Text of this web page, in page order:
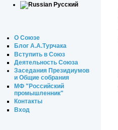
Русский
О Союзе
Блог А.А.Турчака
Вступить в Союз
Деятельность Союза
Заседания Президиумов
и Общие собрания
МФ "Российский
промышленник"
Контакты
Вход